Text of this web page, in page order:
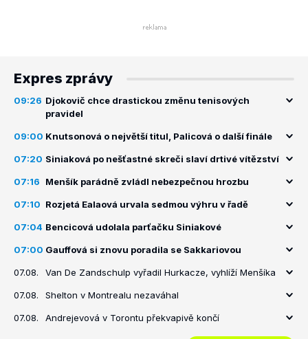
Expres zprávy
09:26 Djokovič chce drastickou změnu tenisových
pravidel
09:00 Knutsonová o největší titul, Palicová o další finále
07:20 Siniaková po nešťastné skreči slaví drtivé vítězství
07:16 Menšík parádně zvládl nebezpečnou hrozbu
07:10 Rozjetá Ealaová urvala sedmou výhru v řadě
07:04 Bencicová udolala parťačku Siniakové
07:00 Gauffová si znovu poradila se Sakkariovou
07.08. Van De Zandschulp vyřadil Hurkacze, vyhlíží Menšíka
07.08. Shelton v Montrealu nezaváhal
07.08. Andrejevová v Torontu překvapivě končí